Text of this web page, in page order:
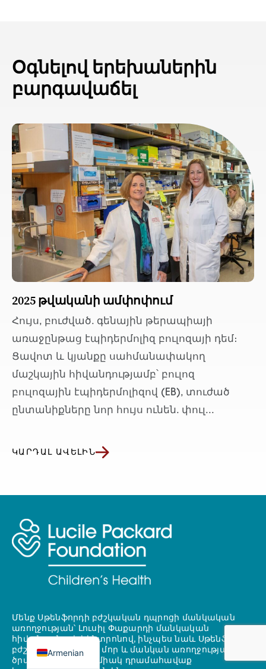
Օգնելով երեխաներին
բարգավաճել
2025 թվականի ամփոփում
Հույս, բուժված. գենային թերապիայի
առաջընթաց էպիդերմոլիզ բուլոզայի դեմ։
Ցավոտ և կյանքը սահմանափակող
մաշկային հիվանդությամբ՝ բուլոզ
բուլոզային էպիդերմոլիզով (EB), տուժած
ընտանիքները նոր հույս ունեն. փուլ...
ԿԱՐԴԱԼ ԱՎԵԼԻՆ
Մենք Սթենֆորդի բժշկական դպրոցի մանկական
առողջության՝ Լուսիլ Փաքարդի մանկական
հիվանդանոցի կենտրոնով, ինչպես նաև Սթենֆորդի
բժշկական դպրոցի մոր և մանկան առողջության
ծրագրերի համար միակ դրամահավաք
Armenian